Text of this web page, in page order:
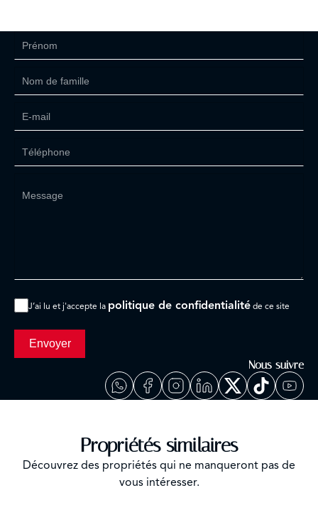
J’ai lu et j'accepte la politique de confidentialité de ce site
Envoyer
Nous suivre
Propriétés similaires
Découvrez des propriétés qui ne manqueront pas de
vous intéresser.